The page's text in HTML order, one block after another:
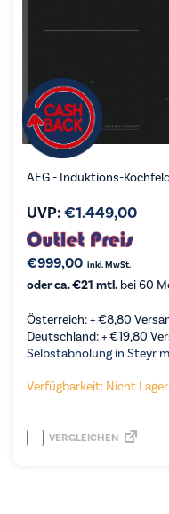
AEG - Induktions-
UVP:€1.449,00
€999,00 inkl. MwSt.
oder ca. €21 mtl. bei 60
Österreich: +€8,80
Deutschland: +€19,80
Selbstabholung in Steyr
Verfügbarkeit: Nicht
VERGLEICHEN